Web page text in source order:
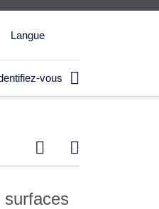
Langue
vous 
 